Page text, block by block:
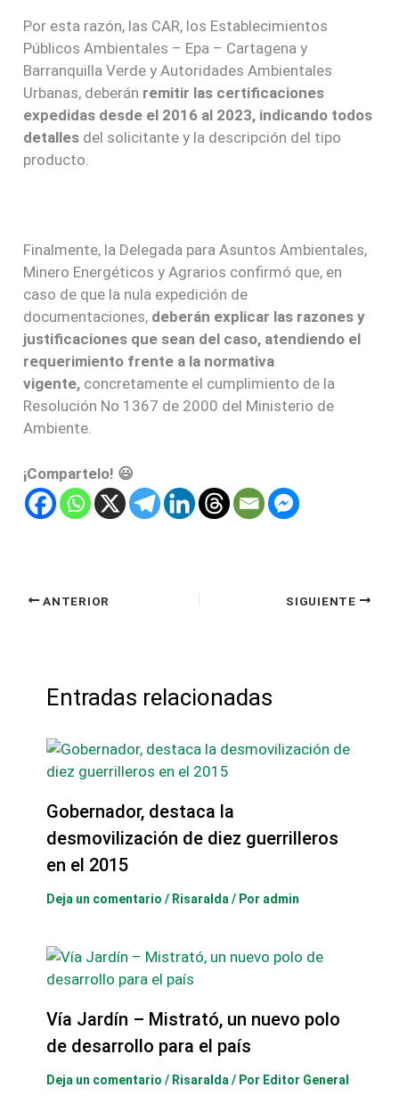
Por esta razón, las CAR, los Establecimientos
Públicos Ambientales – Epa – Cartagena y
Barranquilla Verde y Autoridades Ambientales
Urbanas, deberán remitir las certificaciones
expedidas desde el 2016 al 2023, indicando todos
detalles del solicitante y la descripción del tipo
producto.
Finalmente, la Delegada para Asuntos Ambientales,
Minero Energéticos y Agrarios confirmó que, en
caso de que la nula expedición de
documentaciones, deberán explicar las razones y
justificaciones que sean del caso, atendiendo el
requerimiento frente a la normativa
vigente, concretamente el cumplimiento de la
Resolución No 1367 de 2000 del Ministerio de
Ambiente.
¡Compartelo! 😃
ANTERIOR SIGUIENTE
Entradas relacionadas
Gobernador, destaca la
desmovilización de diez guerrilleros
en el 2015
Deja un comentario / Risaralda / Por admin
Vía Jardín – Mistrató, un nuevo polo
de desarrollo para el país
Deja un comentario / Risaralda / Por Editor General